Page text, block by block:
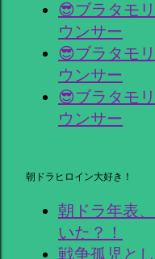
😎ブラタモ
ウンサー
😎ブラタモ
ウンサー
😎ブラタモ
ウンサー
朝ドラヒロイン大好き！
朝ドラ年表
いた？！
戦争孤児と